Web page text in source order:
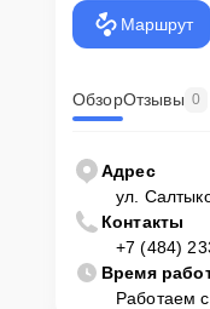
крупногабаритной
доставку или услугу
Как
центр
Клиент может
диагностику и ремонт.
горячей линии или
подъехать по адресу:
Маршрут
ОбзорОтзывы 0
Адрес
ул.
Контакты
+7 (484)
Время
Работаем